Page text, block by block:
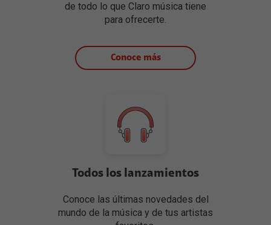
de todo lo que Claro música tiene
para ofrecerte.
Conoce más
Todos los lanzamientos
Conoce las últimas novedades del
mundo de la música y de tus artistas